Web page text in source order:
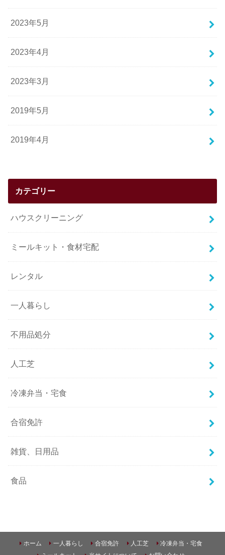
2023年5月
2023年4月
2023年3月
2019年5月
2019年4月
カテゴリー
ハウスクリーニング
ミールキット・食材宅配
レンタル
一人暮らし
不用品処分
人工芝
冷凍弁当・宅食
合宿免許
雑貨、日用品
食品
ホーム 一人暮らし 合宿免許 人工芝
冷凍弁当・宅食